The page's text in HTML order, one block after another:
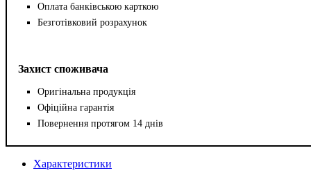
Оплата банківською карткою
Безготівковий розрахунок
Захист споживача
Оригінальна продукція
Офіційна гарантія
Повернення протягом 14 днів
Характеристики